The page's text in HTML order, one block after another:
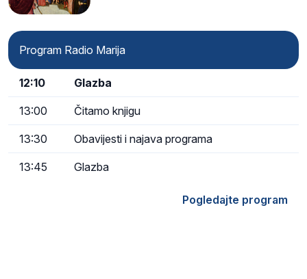
Program Radio Marija
12:10 Glazba
13:00 Čitamo knjigu
13:30 Obavijesti i najava programa
13:45 Glazba
Pogledajte program